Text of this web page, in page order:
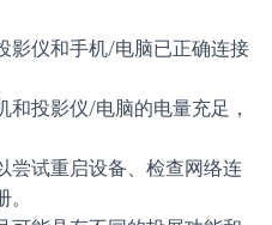
影仪和手机/电脑已正确连接
和投影仪/电脑的电量充足，
尝试重启设备、检查网络连